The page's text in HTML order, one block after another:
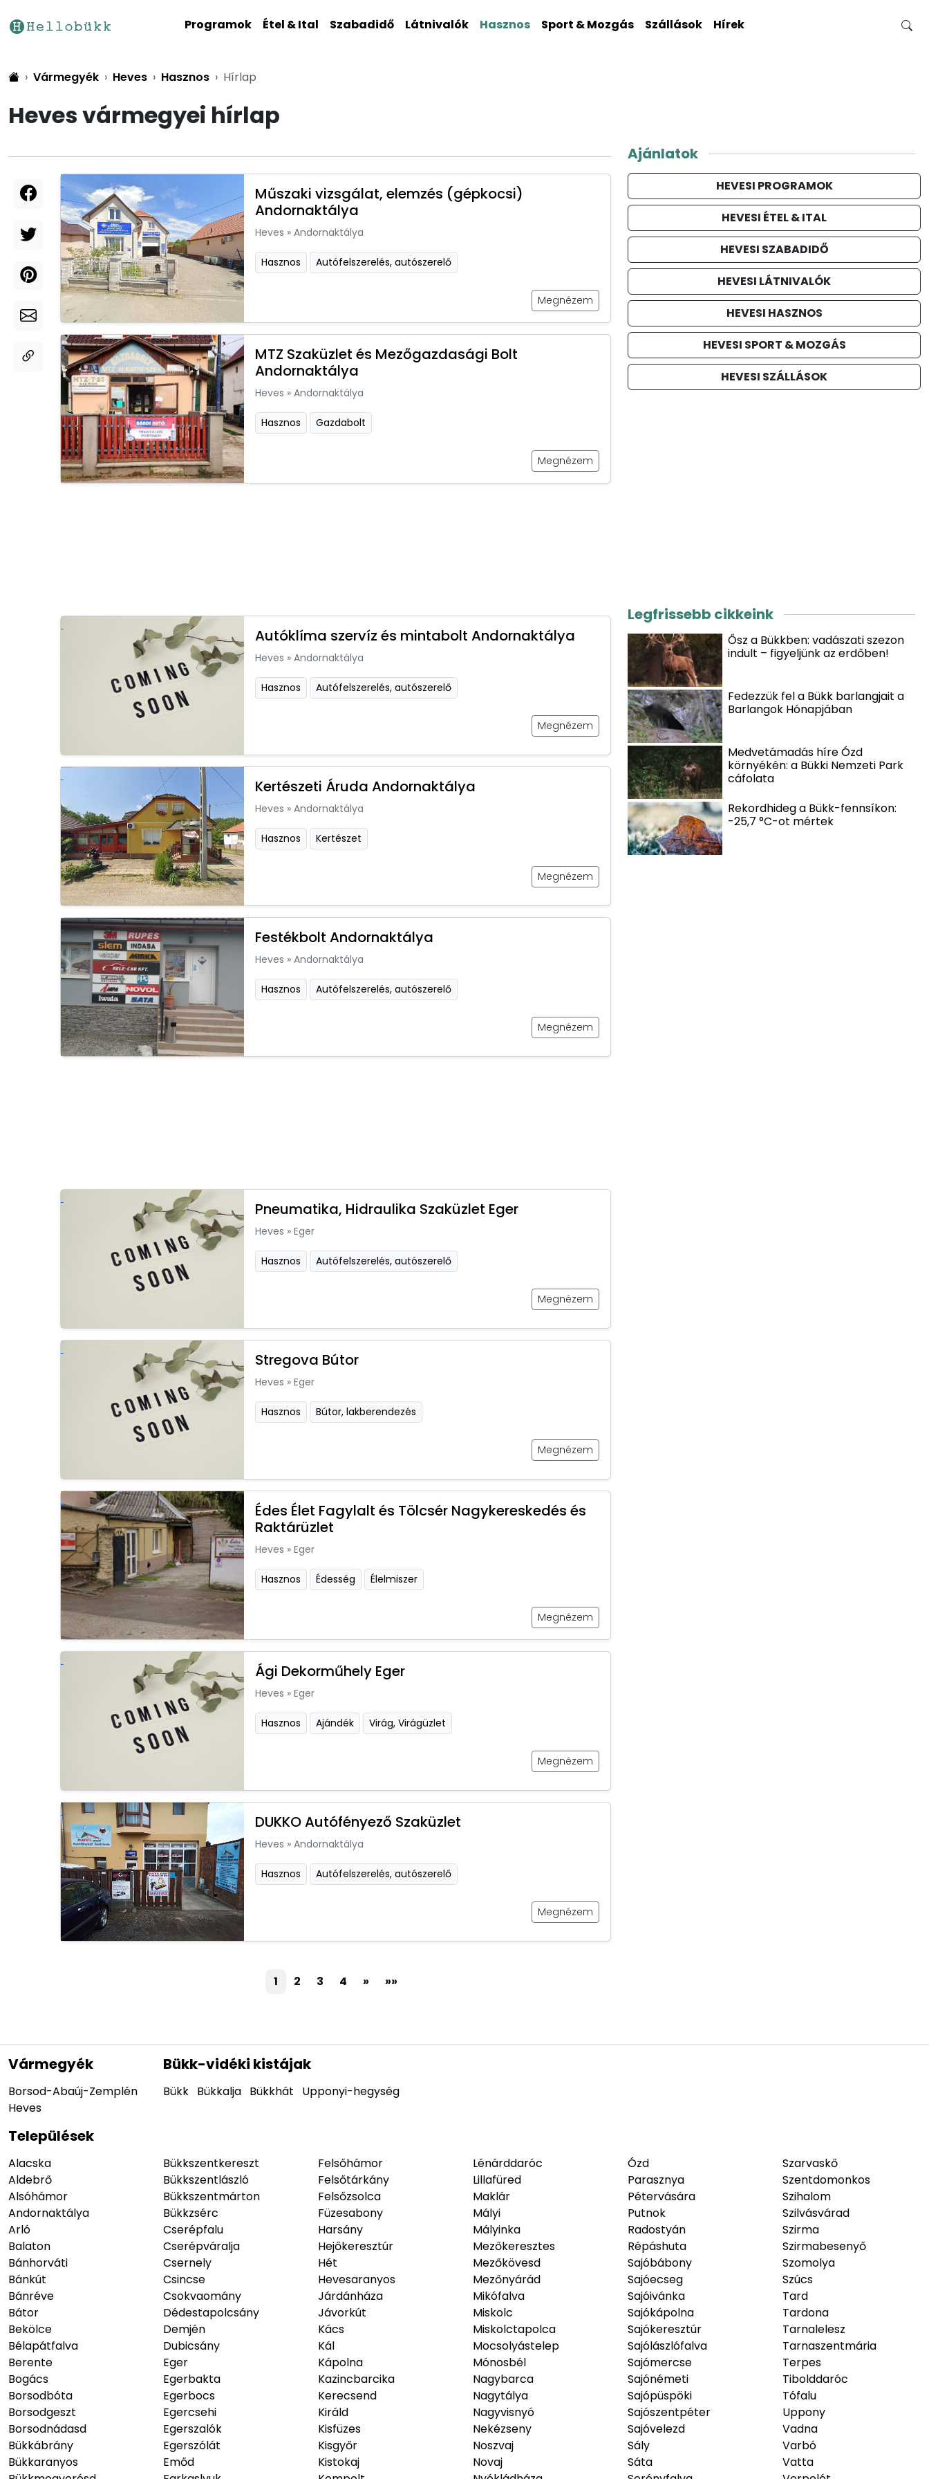
Programok Étel & Ital Szabadidő Látnivalók Hasznos Sport & Mozgás Szállások Hírek
Vármegyék Heves Hasznos Hírlap
Heves vármegyei hírlap
Műszaki vizsgálat, elemzés (gépkocsi)
Andornaktálya
Heves » Andornaktálya
Hasznos Autófelszerelés, autószerelő
Megnézem
MTZ Szaküzlet és Mezőgazdasági Bolt
Andornaktálya
Heves » Andornaktálya
Hasznos Gazdabolt
Megnézem
Autóklíma szervíz és mintabolt Andornaktálya
Heves » Andornaktálya
Hasznos Autófelszerelés, autószerelő
Megnézem
Kertészeti Áruda Andornaktálya
Heves » Andornaktálya
Hasznos Kertészet
Megnézem
Festékbolt Andornaktálya
Heves » Andornaktálya
Hasznos Autófelszerelés, autószerelő
Megnézem
Pneumatika, Hidraulika Szaküzlet Eger
Heves » Eger
Hasznos Autófelszerelés, autószerelő
Megnézem
Stregova Bútor
Heves » Eger
Hasznos Bútor, lakberendezés
Megnézem
Édes Élet Fagylalt és Tölcsér Nagykereskedés és
Raktárüzlet
Heves » Eger
Hasznos Édesség Élelmiszer
Megnézem
Ági Dekorműhely Eger
Heves » Eger
Hasznos Ajándék Virág, Virágüzlet
Megnézem
DUKKO Autófényező Szaküzlet
Heves » Andornaktálya
Hasznos Autófelszerelés, autószerelő
Megnézem
1 2 3 4 » »»
Ajánlatok
HEVESI PROGRAMOK
HEVESI ÉTEL & ITAL
HEVESI SZABADIDŐ
HEVESI LÁTNIVALÓK
HEVESI HASZNOS
HEVESI SPORT & MOZGÁS
HEVESI SZÁLLÁSOK
Legfrissebb cikkeink
Ősz a Bükkben: vadászati szezon
indult – figyeljünk az erdőben!
Fedezzük fel a Bükk barlangjait a
Barlangok Hónapjában
Medvetámadás híre Ózd
környékén: a Bükki Nemzeti Park
cáfolata
Rekordhideg a Bükk-fennsíkon:
-25,7 °C-ot mértek
Vármegyék
Borsod-Abaúj-Zemplén
Heves
Bükk-vidéki kistájak
Bükk Bükkalja Bükkhát Upponyi-hegység
Települések
Alacska
Aldebrő
Alsóhámor
Andornaktálya
Arló
Balaton
Bánhorváti
Bánkút
Bánréve
Bátor
Bekölce
Bélapátfalva
Berente
Bogács
Borsodbóta
Borsodgeszt
Borsodnádasd
Bükkábrány
Bükkaranyos
Bükkszentkereszt
Bükkszentlászló
Bükkszentmárton
Bükkzsérc
Cserépfalu
Cserépváralja
Csernely
Csincse
Csokvaomány
Dédestapolcsány
Demjén
Dubicsány
Eger
Egerbakta
Egerbocs
Egercsehi
Egerszalók
Egerszólát
Emőd
Felsőhámor
Felsőtárkány
Felsőzsolca
Füzesabony
Harsány
Hejőkeresztúr
Hét
Hevesaranyos
Járdánháza
Jávorkút
Kács
Kál
Kápolna
Kazincbarcika
Kerecsend
Királd
Kisfüzes
Kisgyőr
Kistokaj
Lénárddaróc
Lillafüred
Maklár
Mályi
Mályinka
Mezőkeresztes
Mezőkövesd
Mezőnyárád
Mikófalva
Miskolc
Miskolctapolca
Mocsolyástelep
Mónosbél
Nagybarca
Nagytálya
Nagyvisnyó
Nekézseny
Noszvaj
Novaj
Ózd
Parasznya
Pétervására
Putnok
Radostyán
Répáshuta
Sajóbábony
Sajóecseg
Sajóivánka
Sajókápolna
Sajókeresztúr
Sajólászlófalva
Sajómercse
Sajónémeti
Sajópüspöki
Sajószentpéter
Sajóvelezd
Sály
Sáta
Szarvaskő
Szentdomonkos
Szihalom
Szilvásvárad
Szirma
Szirmabesenyő
Szomolya
Szúcs
Tard
Tardona
Tarnalelesz
Tarnaszentmária
Terpes
Tibolddaróc
Tófalu
Uppony
Vadna
Varbó
Vatta